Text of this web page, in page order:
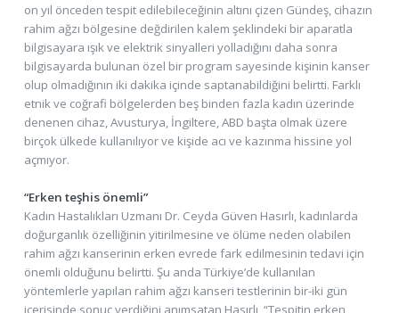
on yıl önceden tespit edilebileceğinin altını çizen Gündeş, cihazın
rahim ağzı bölgesine değdirilen kalem şeklindeki bir aparatla
bilgisayara ışık ve elektrik sinyalleri yolladığını daha sonra
bilgisayarda bulunan özel bir program sayesinde kişinin kanser
olup olmadığının iki dakika içinde saptanabildiğini belirtti. Farklı
etnik ve coğrafi bölgelerden beş binden fazla kadın üzerinde
denenen cihaz, Avusturya, İngiltere, ABD başta olmak üzere
birçok ülkede kullanılıyor ve kişide acı ve kazınma hissine yol
açmıyor.
“Erken teşhis önemli”
Kadın Hastalıkları Uzmanı Dr. Ceyda Güven Hasırlı, kadınlarda
doğurganlık özelliğinin yitirilmesine ve ölüme neden olabilen
rahim ağzı kanserinin erken evrede fark edilmesinin tedavi için
önemli olduğunu belirtti. Şu anda Türkiye’de kullanılan
yöntemlerle yapılan rahim ağzı kanseri testlerinin bir-iki gün
içerisinde sonuç verdiğini anımsatan Hasırlı, “Tespitin erken